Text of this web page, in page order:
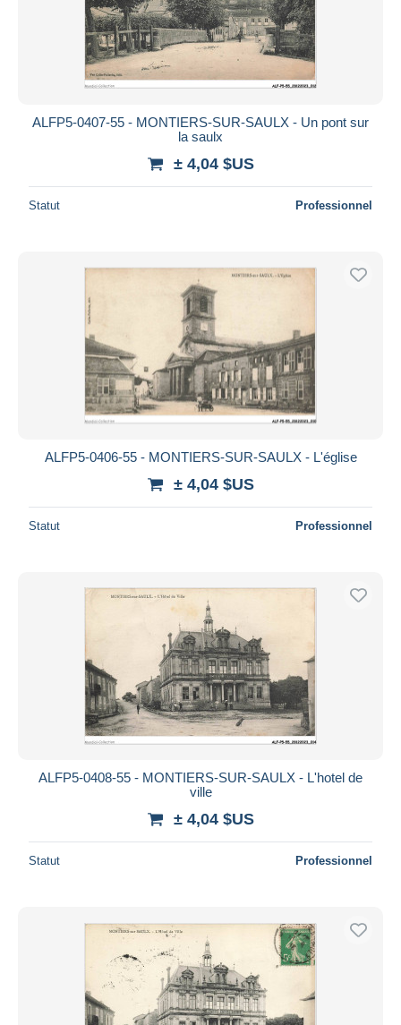
ALFP5-0407-55 - MONTIERS-SUR-SAULX - Un pont sur
la saulx
± 4,04 $US
Statut Professionnel
ALFP5-0406-55 - MONTIERS-SUR-SAULX - L'église
± 4,04 $US
Statut Professionnel
ALFP5-0408-55 - MONTIERS-SUR-SAULX - L'hotel de
ville
± 4,04 $US
Statut Professionnel